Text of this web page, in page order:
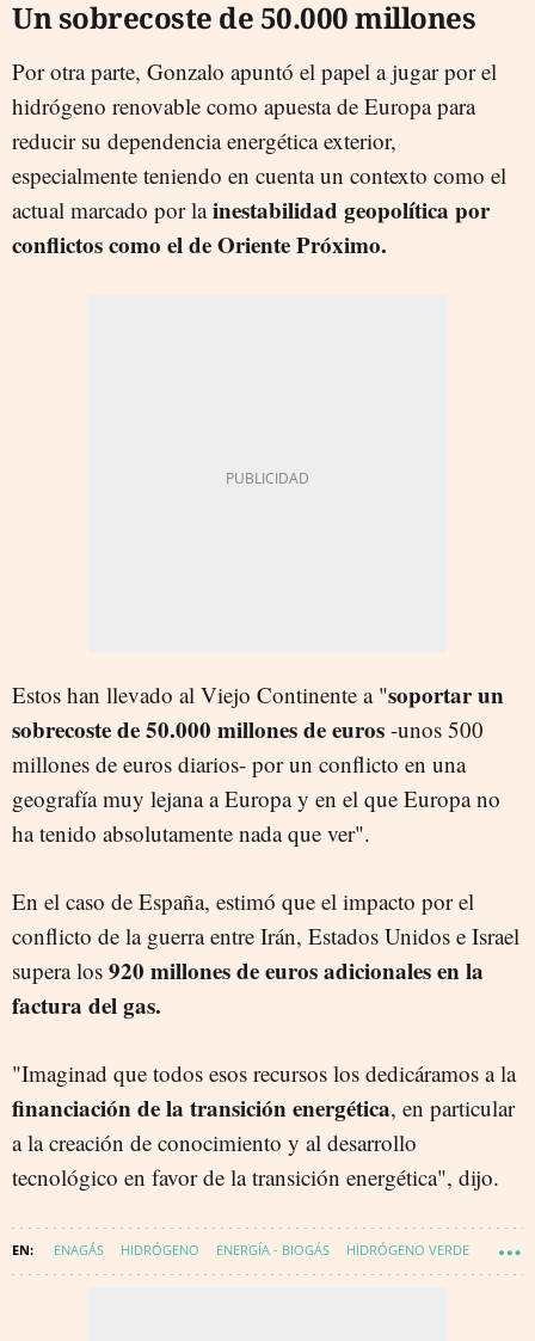
Un sobrecoste de 50.000 millones
Por otra parte, Gonzalo apuntó el papel a jugar por el
hidrógeno renovable como apuesta de Europa para
reducir su dependencia energética exterior,
especialmente teniendo en cuenta un contexto como el
actual marcado por lainestabilidad geopolítica por
conflictos como el de Oriente Próximo.
Estos han llevado al Viejo Continente a "soportar un
sobrecoste de 50.000 millones de euros -unos 500
millones de euros diarios- por un conflicto en una
geografía muy lejana a Europa y en el que Europa no
ha tenido absolutamente nada que ver".
En el caso de España, estimó que el impacto por el
conflicto de la guerra entre Irán, Estados Unidos e Israel
supera los 920 millones de euros adicionales en la
factura del gas.
"Imaginad que todos esos recursos los dedicáramos a la
financiación de la transición energética, en particular
a la creación de conocimiento y al desarrollo
tecnológico en favor de la transición energética", dijo.
ENAGÁS HIDRÓGENO ENERGÍA - BIOGÁS HIDRÓGENO VERDE